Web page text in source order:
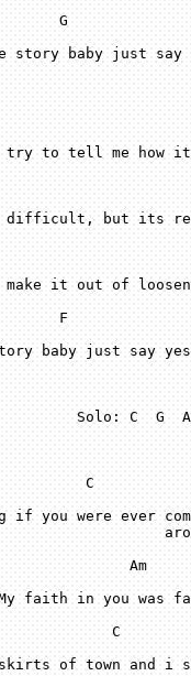
G
F
Solo: C G A
C
if you were ever
Am
C